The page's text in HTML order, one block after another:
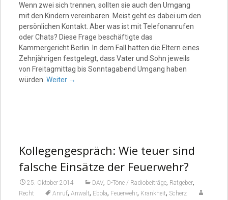
Wenn zwei sich trennen, sollten sie auch den Umgang
mit den Kindern vereinbaren. Meist geht es dabei um den
persönlichen Kontakt. Aber was ist mit Telefonanrufen
oder Chats? Diese Frage beschäftigte das
Kammergericht Berlin. In dem Fall hatten die Eltern eines
Zehnjährigen festgelegt, dass Vater und Sohn jeweils
von Freitagmittag bis Sonntagabend Umgang haben
würden. Weiter →
Kollegengespräch: Wie teuer sind
falsche Einsätze der Feuerwehr?
25. Oktober 2014 DAV, O-Töne / Radiobeiträge, Ratgeber,
Recht Anruf, Anwalt, Ebola, Feuerwehr, Krankheit, Scherz